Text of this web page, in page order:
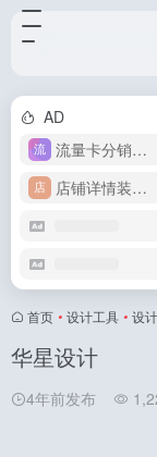
AD
流量卡分销代理
店铺详情装修模版
首页 • 设计工具 • 设
华星设计
4年前发布